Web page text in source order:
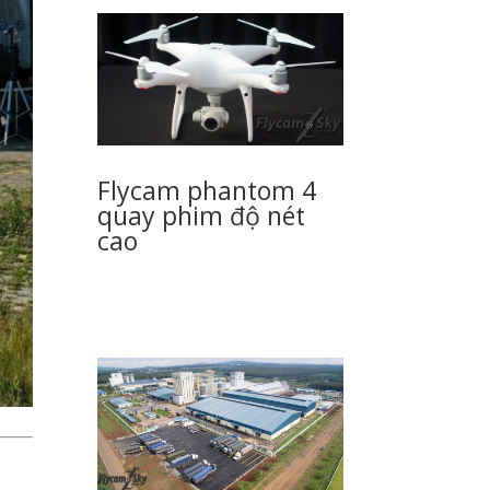
Flycam phantom 4
quay phim độ nét
cao